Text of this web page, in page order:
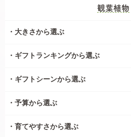
観葉植物
大きさから選ぶ
ギフトランキングから選ぶ
ギフトシーンから選ぶ
予算から選ぶ
育てやすさから選ぶ